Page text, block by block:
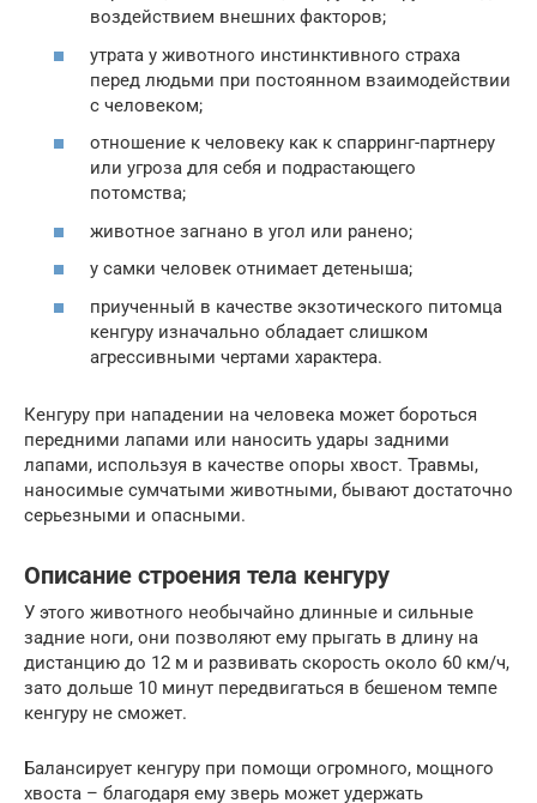
воздействием внешних факторов;
утрата у животного инстинктивного страха
перед людьми при постоянном взаимодействии
с человеком;
отношение к человеку как к спарринг-партнеру
или угроза для себя и подрастающего
потомства;
животное загнано в угол или ранено;
у самки человек отнимает детеныша;
приученный в качестве экзотического питомца
кенгуру изначально обладает слишком
агрессивными чертами характера.
Кенгуру при нападении на человека может бороться
передними лапами или наносить удары задними
лапами, используя в качестве опоры хвост. Травмы,
наносимые сумчатыми животными, бывают достаточно
серьезными и опасными.
Описание строения тела кенгуру
У этого животного необычайно длинные и сильные
задние ноги, они позволяют ему прыгать в длину на
дистанцию до 12 м и развивать скорость около 60 км/ч,
зато дольше 10 минут передвигаться в бешеном темпе
кенгуру не сможет.
Балансирует кенгуру при помощи огромного, мощного
хвоста – благодаря ему зверь может удержать